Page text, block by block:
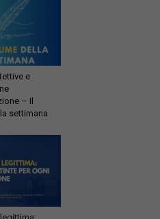
e
– Il
settimana